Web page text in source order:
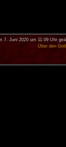
7. Juni 2020 um 11:09 Uhr
Über den